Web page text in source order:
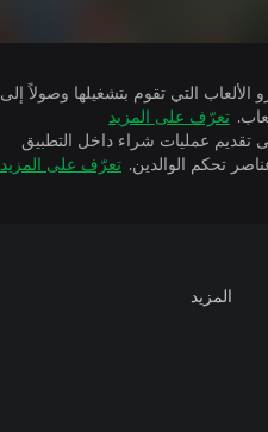
تعرّف على المزيد
تقديم عمليات شراء داخل التطبيق
تحكم الوالدين. تعرّف على المزيد
المزيد